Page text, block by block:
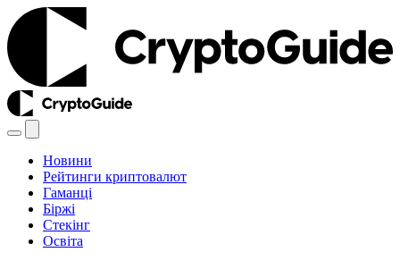
Новини
Рейтинги криптовалют
Гаманці
Біржі
Стекінг
Освіта